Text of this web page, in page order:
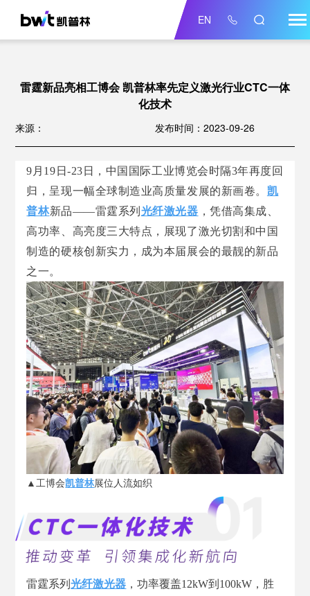
EN
雷霆新品亮相工博会 凯普林率先定义激光行业CTC一体
化技术
来源： 发布时间：2023-09-26
9月19日-23日，中国国际工业博览会时隔3年再度回
归，呈现一幅全球制造业高质量发展的新画卷。 凯
普林新品——雷霆系列 光纤激光器 ，凭借高集成、
高功率、高亮度三大特点，展现了激光切割和中国
制造的硬核创新实力，成为本届展会的最靓的新品
之一。
▲工博会凯普林展位人流如织
雷霆系列光纤激光器 ，功率覆盖12kW到100kW，胜